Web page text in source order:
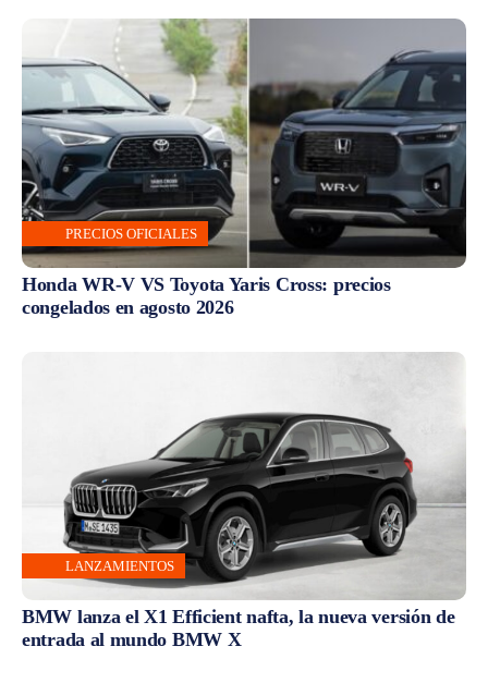
PRECIOS OFICIALES
Honda WR-V VS Toyota Yaris Cross: precios
congelados en agosto 2026
LANZAMIENTOS
BMW lanza el X1 Efficient nafta, la nueva versión de
entrada al mundo BMW X